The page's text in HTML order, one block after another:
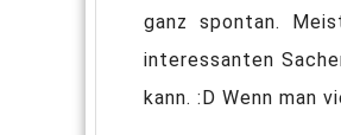
ganz spontan.
interessanten
kann. :D Wenn man